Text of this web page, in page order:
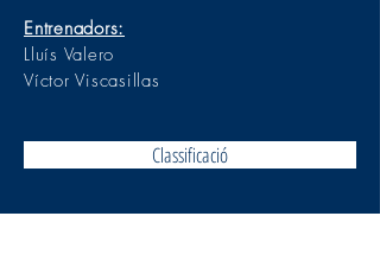
Entrenadors:
Lluís Valero
Víctor Viscasillas
Classificació